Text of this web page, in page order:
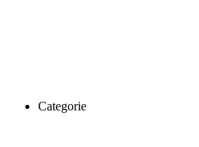
Categorie